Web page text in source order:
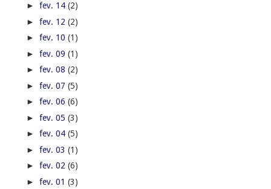
► fev. 14 (2)
► fev. 12 (2)
► fev. 10 (1)
► fev. 09 (1)
► fev. 08 (2)
► fev. 07 (5)
► fev. 06 (6)
► fev. 05 (3)
► fev. 04 (5)
► fev. 03 (1)
► fev. 02 (6)
► fev. 01 (3)